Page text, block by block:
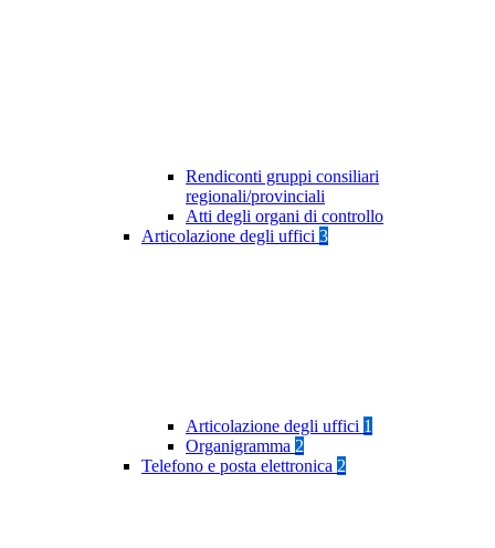
Rendiconti gruppi consiliari
regionali/provinciali
Atti degli organi di controllo
Articolazione degli uffici 3
Articolazione degli uffici 1
Organigramma 2
Telefono e posta elettronica 2